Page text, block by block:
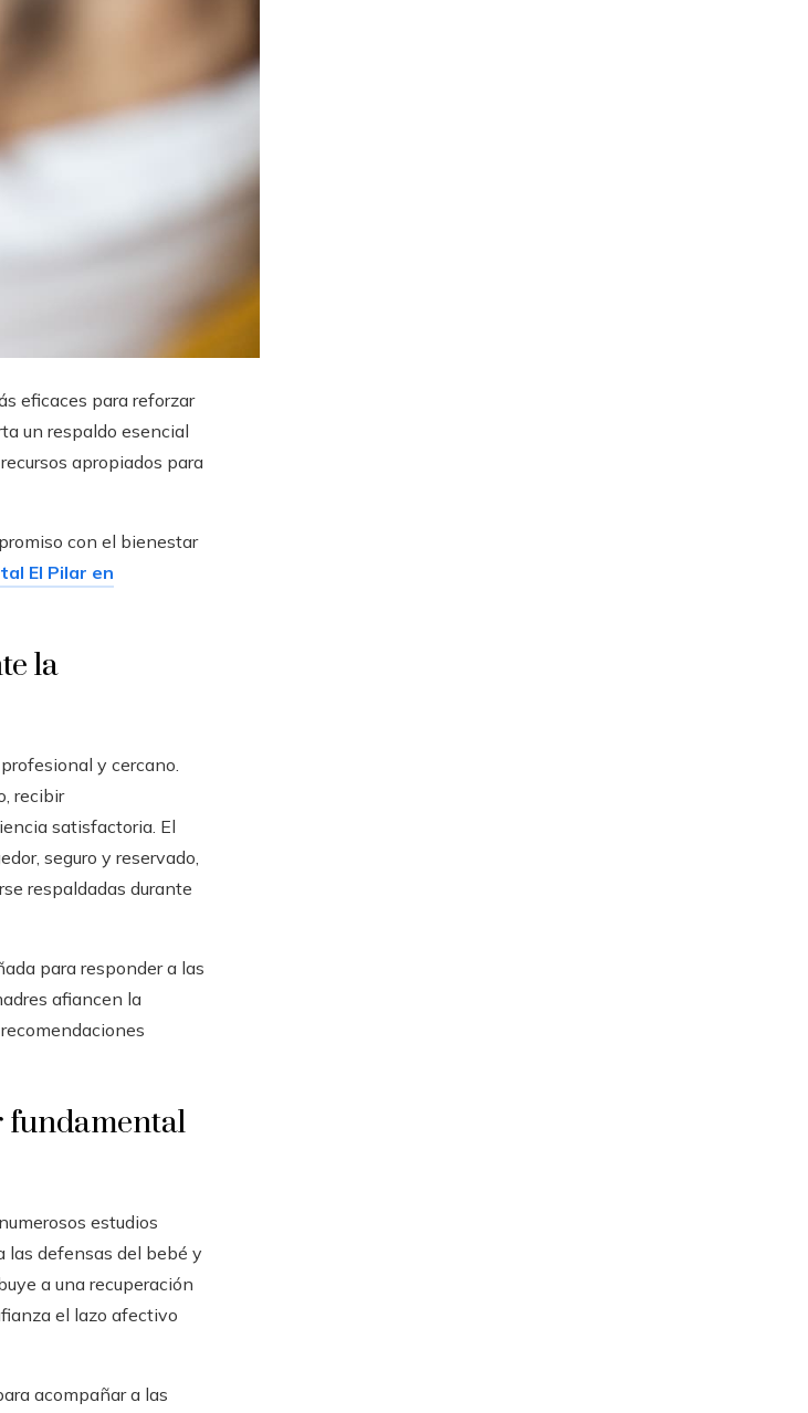
eficaces para reforzar
un respaldo esencial
apropiados para
con el bienestar
El Pilar en
la
y cercano.
recibir
satisfactoria. El
seguro y reservado,
respaldadas durante
para responder a las
afiancen la
fundamental
estudios
las defensas del bebé y
a una recuperación
el lazo afectivo
acompañar a las